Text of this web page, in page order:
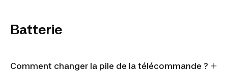
Batterie
Comment changer la pile de la télécommande ?